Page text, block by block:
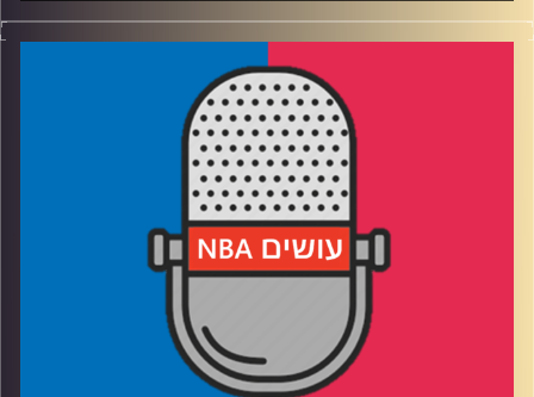
פודקאסט האן.בי.איי עם ערן סורוקה, שרון דוידוביץ', משה
דוידוביץ' ועידן לוצקי, בשיתוף קול האוניברסיטה.
רבע 1: החזק שורד בין דנבר לקליפרס, מי ישרוד את הקיץ
רבע 2: הווריורס והרוקטס במלחמת התשה, מינסוטה גדולה על
רבע 3: בוסטון והניקס בראן אנד גן, דטרויט סובלת מפצעי